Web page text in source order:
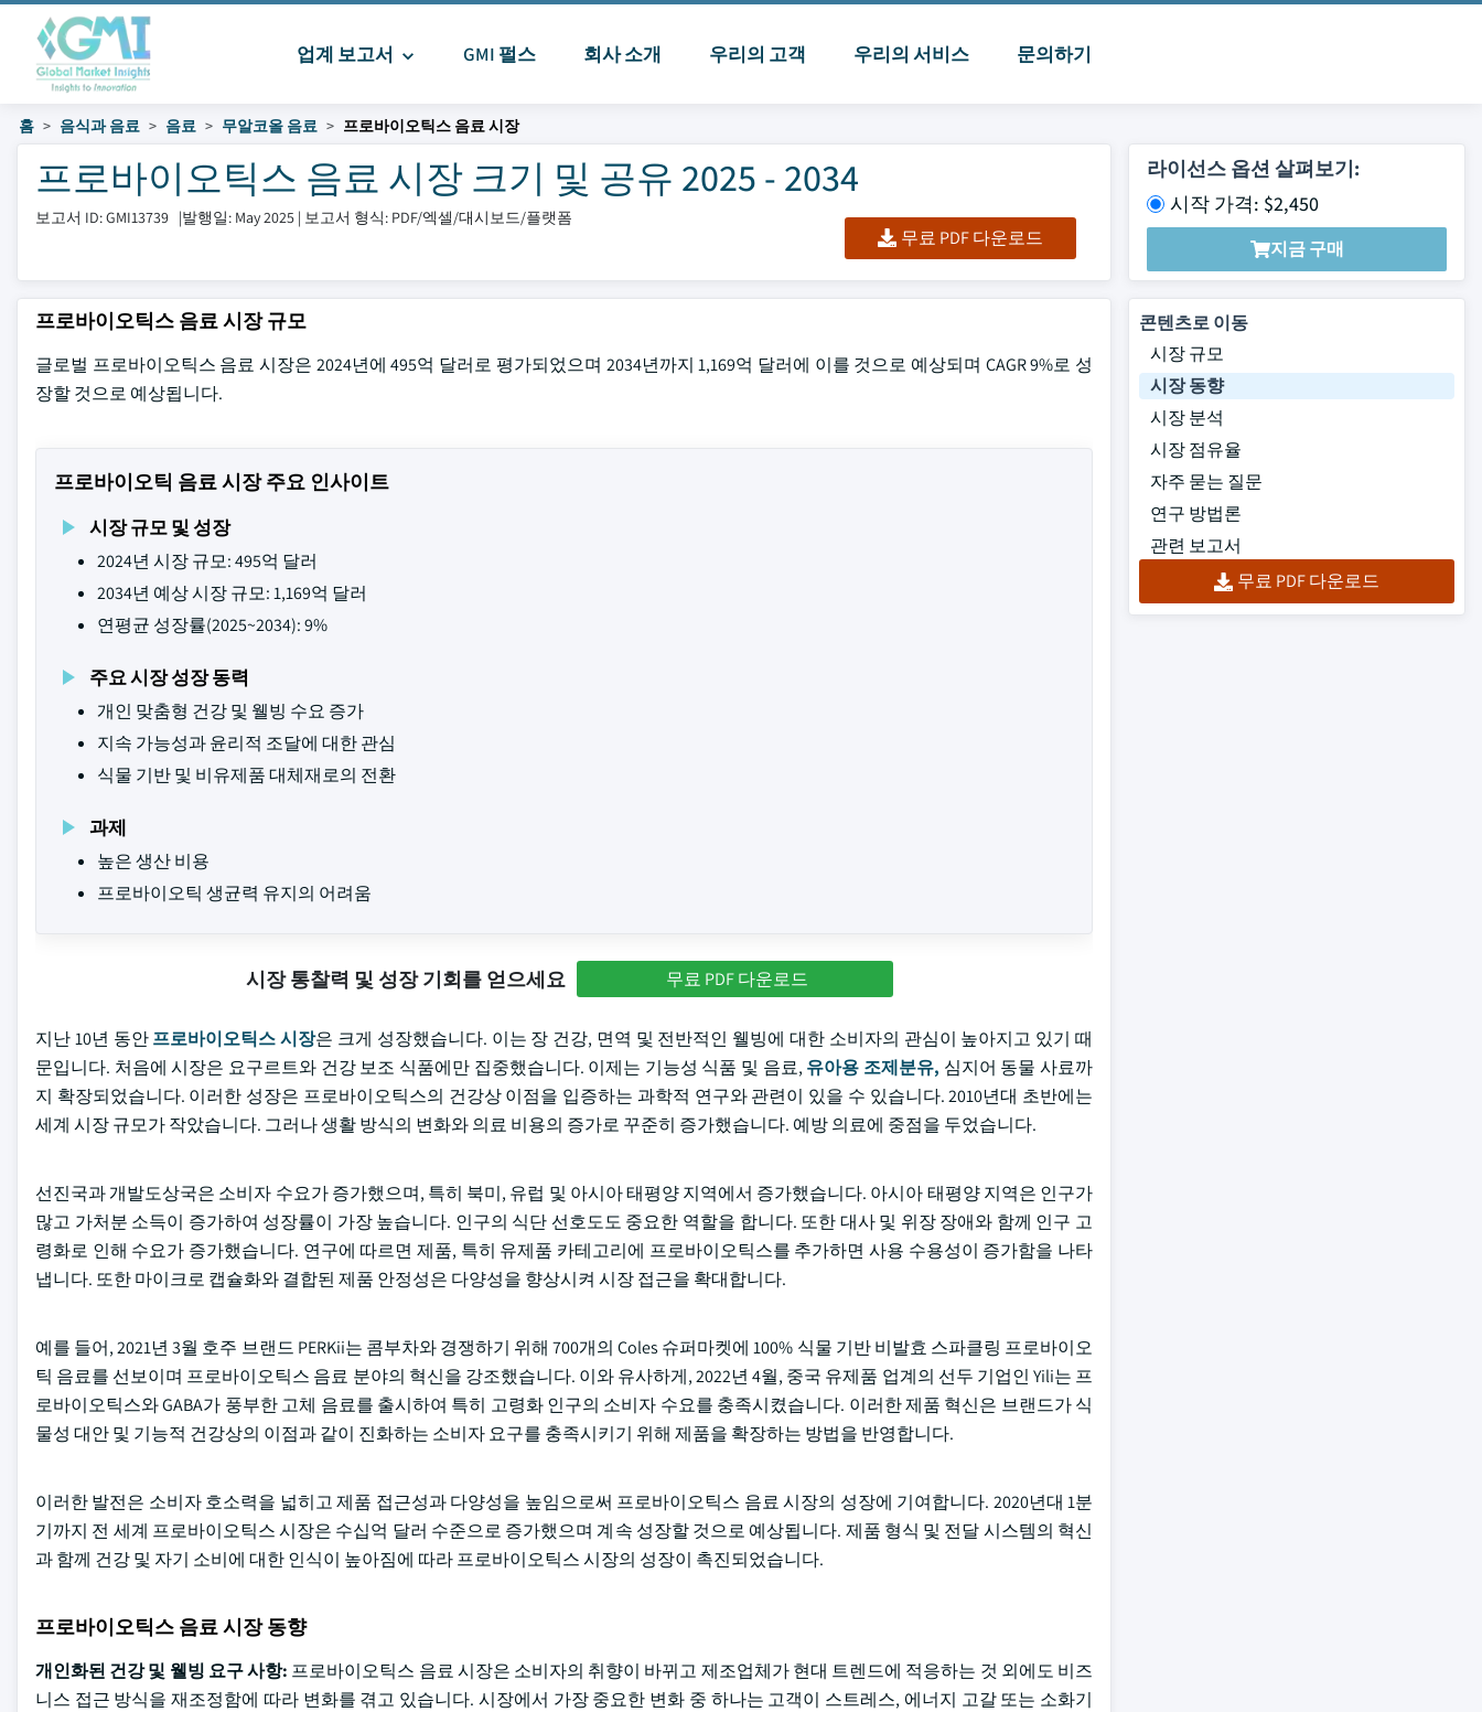
업계 보고서 GMI 펄스 회사 소개 우리의 고객 우리의 서비스 문의하기
홈 음식과 음료 음료 무알코올 음료 프로바이오틱스 음료 시장
프로바이오틱스 음료 시장 크기 및 공유 2025 - 2034
보고서 ID: GMI13739 |발행일: May 2025 | 보고서 형식: PDF/엑셀/대시보드/플랫폼
무료 PDF 다운로드
라이선스 옵션 살펴보기:
시작 가격: $2,450
지금 구매
프로바이오틱스 음료 시장 규모
글로벌 프로바이오틱스 음료 시장은 2024년에 495억 달러로 평가되었으며 2034년까지 1,169억 달러에 이를 것으로 예상되며 CAGR 9%로 성
장할 것으로 예상됩니다.
프로바이오틱 음료 시장 주요 인사이트
시장 규모 및 성장
2024년 시장 규모: 495억 달러
2034년 예상 시장 규모: 1,169억 달러
연평균 성장률(2025~2034): 9%
주요 시장 성장 동력
개인 맞춤형 건강 및 웰빙 수요 증가
지속 가능성과 윤리적 조달에 대한 관심
식물 기반 및 비유제품 대체재로의 전환
과제
높은 생산 비용
프로바이오틱 생균력 유지의 어려움
시장 통찰력 및 성장 기회를 얻으세요 무료 PDF 다운로드
지난 10년 동안프로바이오틱스 시장은 크게 성장했습니다. 이는 장 건강, 면역 및 전반적인 웰빙에 대한 소비자의 관심이 높아지고 있기 때
문입니다. 처음에 시장은 요구르트와 건강 보조 식품에만 집중했습니다. 이제는 기능성 식품 및 음료, 유아용 조제분유, 심지어 동물 사료까
지 확장되었습니다. 이러한 성장은 프로바이오틱스의 건강상 이점을 입증하는 과학적 연구와 관련이 있을 수 있습니다. 2010년대 초반에는
세계 시장 규모가 작았습니다. 그러나 생활 방식의 변화와 의료 비용의 증가로 꾸준히 증가했습니다. 예방 의료에 중점을 두었습니다.
선진국과 개발도상국은 소비자 수요가 증가했으며, 특히 북미, 유럽 및 아시아 태평양 지역에서 증가했습니다. 아시아 태평양 지역은 인구가
많고 가처분 소득이 증가하여 성장률이 가장 높습니다. 인구의 식단 선호도도 중요한 역할을 합니다. 또한 대사 및 위장 장애와 함께 인구 고
령화로 인해 수요가 증가했습니다. 연구에 따르면 제품, 특히 유제품 카테고리에 프로바이오틱스를 추가하면 사용 수용성이 증가함을 나타
냅니다. 또한 마이크로 캡슐화와 결합된 제품 안정성은 다양성을 향상시켜 시장 접근을 확대합니다.
예를 들어, 2021년 3월 호주 브랜드 PERKii는 콤부차와 경쟁하기 위해 700개의 Coles 슈퍼마켓에 100% 식물 기반 비발효 스파클링 프로바이오
틱 음료를 선보이며 프로바이오틱스 음료 분야의 혁신을 강조했습니다. 이와 유사하게, 2022년 4월, 중국 유제품 업계의 선두 기업인 Yili는 프
로바이오틱스와 GABA가 풍부한 고체 음료를 출시하여 특히 고령화 인구의 소비자 수요를 충족시켰습니다. 이러한 제품 혁신은 브랜드가 식
물성 대안 및 기능적 건강상의 이점과 같이 진화하는 소비자 요구를 충족시키기 위해 제품을 확장하는 방법을 반영합니다.
이러한 발전은 소비자 호소력을 넓히고 제품 접근성과 다양성을 높임으로써 프로바이오틱스 음료 시장의 성장에 기여합니다. 2020년대 1분
기까지 전 세계 프로바이오틱스 시장은 수십억 달러 수준으로 증가했으며 계속 성장할 것으로 예상됩니다. 제품 형식 및 전달 시스템의 혁신
과 함께 건강 및 자기 소비에 대한 인식이 높아짐에 따라 프로바이오틱스 시장의 성장이 촉진되었습니다.
프로바이오틱스 음료 시장 동향
개인화된 건강 및 웰빙 요구 사항: 프로바이오틱스 음료 시장은 소비자의 취향이 바뀌고 제조업체가 현대 트렌드에 적응하는 것 외에도 비즈
니스 접근 방식을 재조정함에 따라 변화를 겪고 있습니다. 시장에서 가장 중요한 변화 중 하나는 고객이 스트레스, 에너지 고갈 또는 소화기
콘텐츠로 이동
시장 규모
시장 동향
시장 분석
시장 점유율
자주 묻는 질문
연구 방법론
관련 보고서
무료 PDF 다운로드